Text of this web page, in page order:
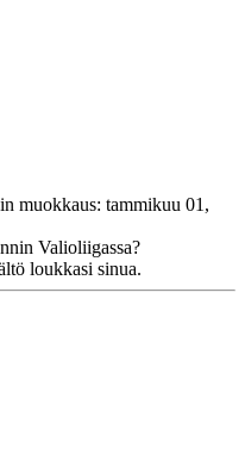
muokkaus: tammikuu 01,
Valioliigassa?
loukkasi sinua.